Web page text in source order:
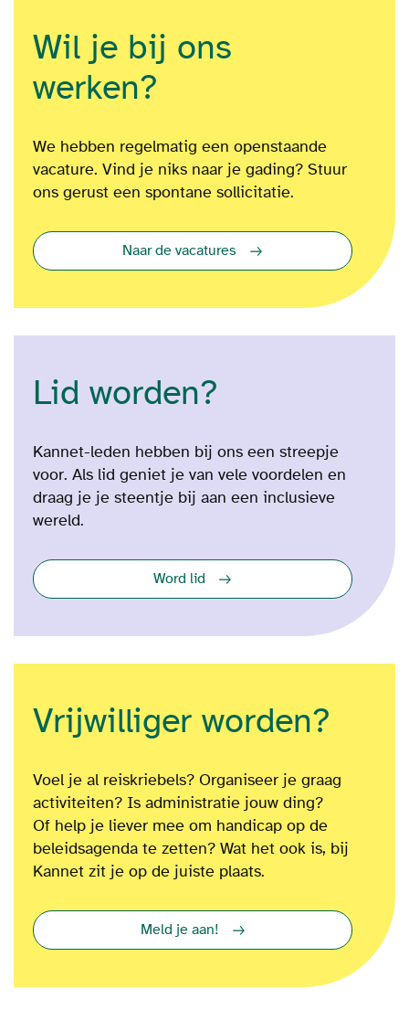
Wil je bij ons
werken?
We hebben regelmatig een openstaande
vacature. Vind je niks naar je gading? Stuur
ons gerust een spontane sollicitatie.
Naar de vacatures
Lid worden?
Kannet-leden hebben bij ons een streepje
voor. Als lid geniet je van vele voordelen en
draag je je steentje bij aan een inclusieve
wereld.
Word lid
Vrijwilliger worden?
Voel je al reiskriebels? Organiseer je graag
activiteiten? Is administratie jouw ding?
Of help je liever mee om handicap op de
beleidsagenda te zetten? Wat het ook is, bij
Kannet zit je op de juiste plaats.
Meld je aan!